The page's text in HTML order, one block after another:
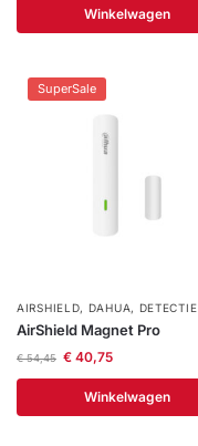
Winkelwagen
SuperSale
AIRSHIELD, DAHUA, DETECTIE
AirShield Magnet Pro
€54,45 €40,75
Winkelwagen